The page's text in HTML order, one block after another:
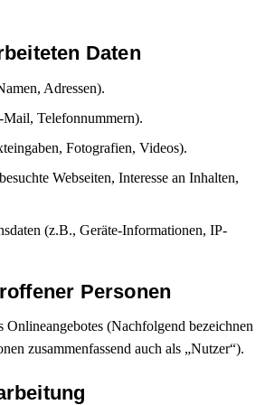
Daten
Adressen).
Telefonnummern).
Fotografien, Videos).
Webseiten, Interesse an Inhalten,
(z.B., Geräte-Informationen, IP-
Personen
Onlineangebotes (Nachfolgend bezeichnen
zusammenfassend auch als „Nutzer“).